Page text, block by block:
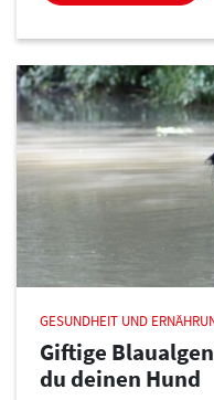
GESUNDHEIT UND
Giftige
du deinen Hund